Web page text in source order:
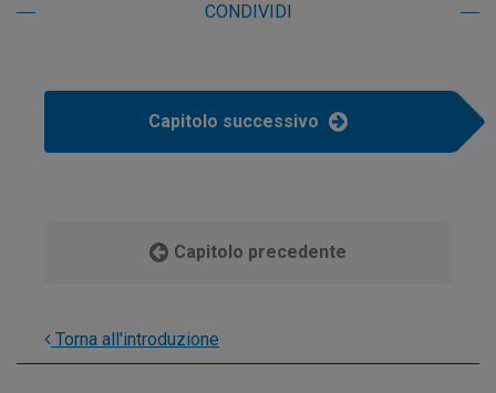
CONDIVIDI
Capitolo successivo
Capitolo precedente
Torna all'introduzione